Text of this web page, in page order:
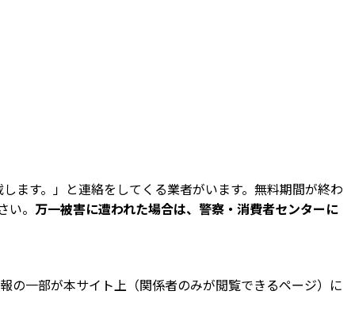
ます。」と連絡をしてくる業者がいます。無料期間が終わ
。 万一被害に遭われた場合は、警察・消費者センターに
の一部が本サイト上（関係者のみが閲覧できるページ）に